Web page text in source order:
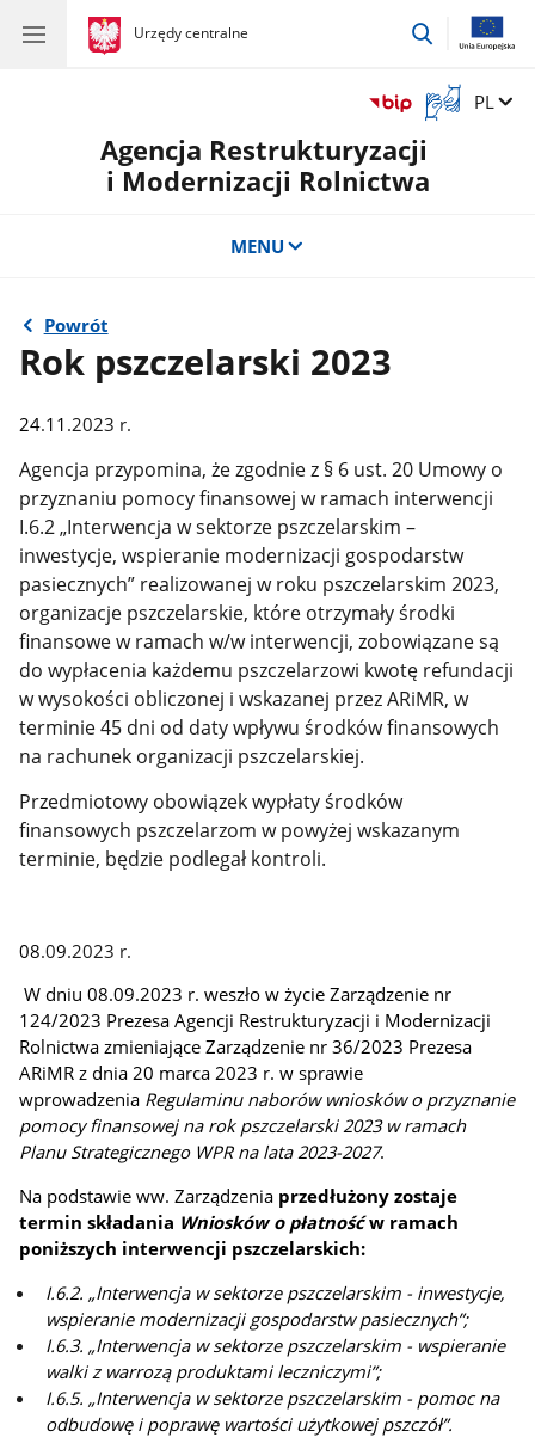
gov.pl
Urzędy centralne
gov.pl
Urzędy
przejdź
Otwórz
okno
z
tłumaczem
Zmień
PL
Agencja Restrukturyzacji
i Modernizacji Rolnictwa
MENU
Powrót
Rok pszczelarski 2023
24.11 .2023 r.
Agencja przypomina, że zgodnie z § 6 ust. 20 Umowy o
przyznaniu pomocy finansowej w ramach interwencji
I.6.2 „Interwencja w sektorze pszczelarskim –
inwestycje, wspieranie modernizacji gospodarstw
pasiecznych” realizowanej w roku pszczelarskim 2023,
organizacje pszczelarskie, które otrzymały środki
finansowe w ramach w/w interwencji, zobowiązane są
do wypłacenia każdemu pszczelarzowi kwotę refundacji
w wysokości obliczonej i wskazanej przez ARiMR, w
terminie 45 dni od daty wpływu środków finansowych
na rachunek organizacji pszczelarskiej.
Przedmiotowy obowiązek wypłaty środków
finansowych pszczelarzom w powyżej wskazanym
terminie, będzie podlegał kontroli.
08.09.2023 r.
W dniu 08.09.2023 r. weszło w życie Zarządzenie nr
124/2023 Prezesa Agencji Restrukturyzacji i Modernizacji
Rolnictwa zmieniające Zarządzenie nr 36/2023 Prezesa
ARiMR z dnia 20 marca 2023 r. w sprawie
wprowadzenia Regulaminu naborów wniosków o przyznanie
pomocy finansowej na rok pszczelarski 2023 w ramach
Planu Strategicznego WPR na lata 2023-2027.
Na podstawie ww. Zarządzenia przedłużony zostaje
termin składania Wniosków o płatnośćw ramach
poniższych interwencji pszczelarskich:
I.6.2. „Interwencja w sektorze pszczelarskim - inwestycje,
wspieranie modernizacji gospodarstw pasiecznych”;
I.6.3. „Interwencja w sektorze pszczelarskim - wspieranie
walki z warrozą produktami leczniczymi”;
I.6.5. „Interwencja w sektorze pszczelarskim - pomoc na
odbudowę i poprawę wartości użytkowej pszczół”.